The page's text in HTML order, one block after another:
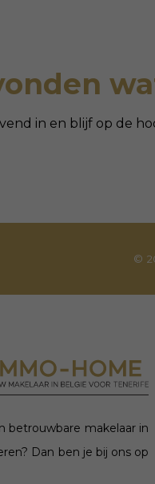
in en blijf op de
©
betrouwbare makelaar in
Dan ben je bij ons op